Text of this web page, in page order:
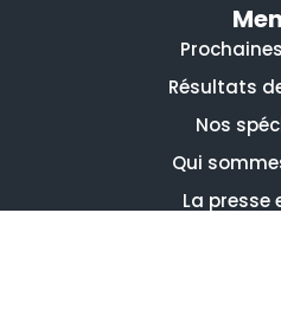
Résultats
Nos
Qui
La presse